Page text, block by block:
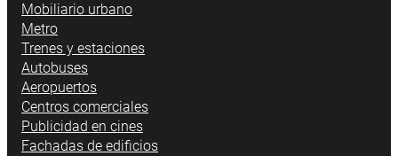
Mobiliario urbano
Metro
Trenes y estaciones
Autobuses
Aeropuertos
Centros comerciales
Publicidad en cines
Fachadas de edificios